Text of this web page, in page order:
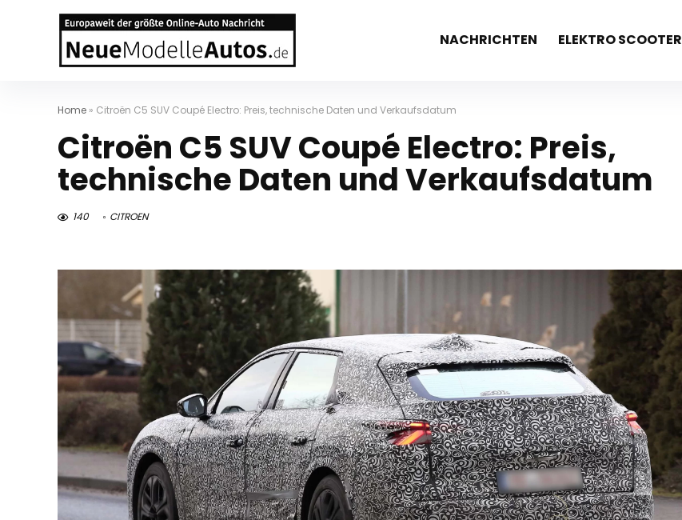
NACHRICHTEN ELEKTRO SCOOTER
Home » Citroën C5 SUV Coupé Electro: Preis, technische Daten und Verkaufsdatum
Citroën C5 SUV Coupé Electro: Preis,
technische Daten und Verkaufsdatum
140 CITROEN